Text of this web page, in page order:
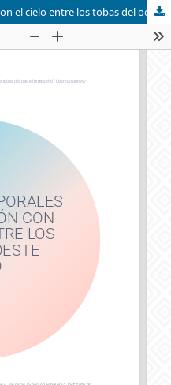
Ciclos temporales y su relación con el cielo entre los tobas del oeste formoseño